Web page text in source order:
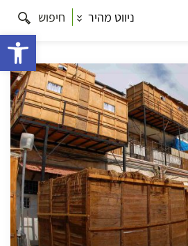
ניווט מהיר חיפוש כל הסיורים
סיור סוכות בשכונות